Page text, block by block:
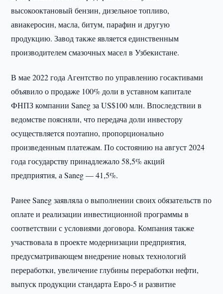
высокооктановый бензин, дизельное топливо,
авиакеросин, масла, битум, парафин и другую
продукцию. Завод также является единственным
производителем смазочных масел в Узбекистане.
В мае 2022 года Агентство по управлению госактивами
объявило о продаже 100% доли в уставном капитале
ФНПЗ компании Saneg за US$100 млн. Впоследствии в
ведомстве поясняли, что передача доли инвестору
осуществляется поэтапно, пропорционально
произведенным платежам. По состоянию на август 2024
года государству принадлежало 58,5% акций
предприятия, а Saneg — 41,5%.
Ранее Saneg заявляла о выполнении своих обязательств по
оплате и реализации инвестиционной программы в
соответствии с условиями договора. Компания также
участвовала в проекте модернизации предприятия,
предусматривающем внедрение новых технологий
переработки, увеличение глубины переработки нефти,
выпуск продукции стандарта Евро-5 и развитие